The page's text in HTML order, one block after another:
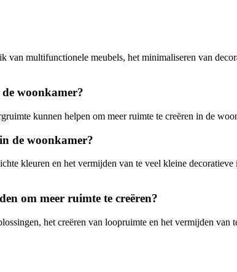
multifunctionele meubels, het minimaliseren van
woonkamer?
kunnen helpen om meer ruimte te creëren in de
de woonkamer?
kleuren en het vermijden van te veel kleine
om meer ruimte te creëren?
het creëren van loopruimte en het vermijden van